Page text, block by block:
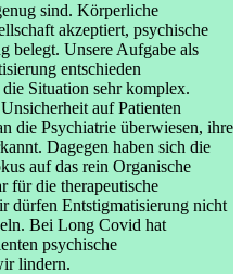
sind. Körperliche
akzeptiert, psychische
belegt. Unsere Aufgabe als
entschieden
Situation sehr komplex.
auf Patienten
die Psychiatrie überwiesen, ihre
Dagegen haben sich die
auf das rein Organische
für die therapeutische
dürfen Entstigmatisierung nicht
Bei Long Covid hat
psychische
lindern.